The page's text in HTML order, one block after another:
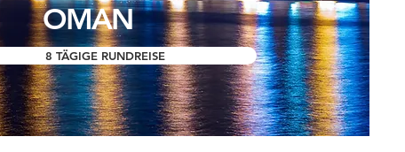
OMAN
8 TÄGIGE RUNDREISE